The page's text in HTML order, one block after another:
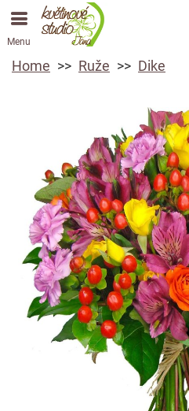
Menu
Home Ruže Dike